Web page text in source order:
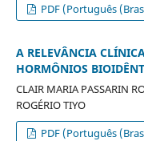
PDF (Português
A RELEVÂNCIA
HORMÔNIOS
CLAIR MARIA PASSARIN
ROGÉRIO TIYO
PDF (Português